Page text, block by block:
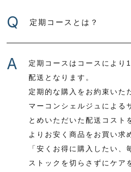
Q 定期コースとは？
A
定期コースはコースにより
配送となります。
定期的な購入をお約束いた
マーコンシェルジュによる
とめいただいた配送コスト
よりお安く商品をお買い求
「安くお得に購入したい、
ストックを切らさずにケア